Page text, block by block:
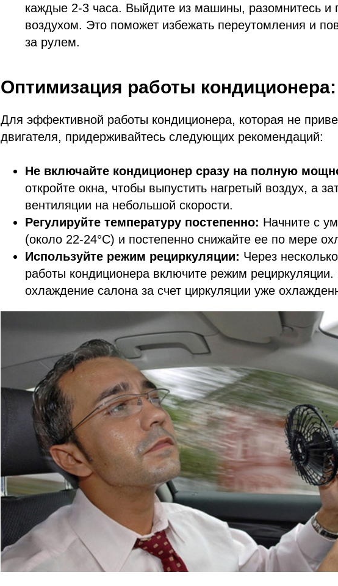
каждые 2-3 часа. Выйдите из машины, разомнитесь
воздухом. Это поможет избежать переутомления и
за рулем.
Оптимизация работы кондиционера:
Для эффективной работы кондиционера, которая не
двигателя, придерживайтесь следующих рекомендаций:
Не включайте кондиционер сразу на полную
откройте окна, чтобы выпустить нагретый воздух, а
вентиляции на небольшой скорости.
Регулируйте температуру постепенно: Начните с
(около 22-24°C) и постепенно снижайте ее по мере
Используйте режим рециркуляции: Через
работы кондиционера включите режим рециркуляции.
охлаждение салона за счет циркуляции уже